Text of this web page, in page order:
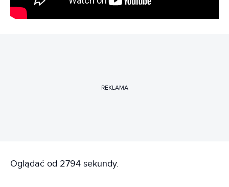
REKLAMA
Oglądać od 2794 sekundy.